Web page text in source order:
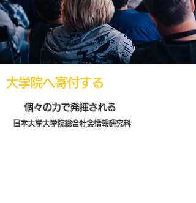
​大学院へ寄付する
個々の力で発揮される
日本大学大学院総合社会情報研究科